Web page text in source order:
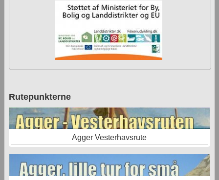
Rutepunkterne
Agger Vesterhavsrute